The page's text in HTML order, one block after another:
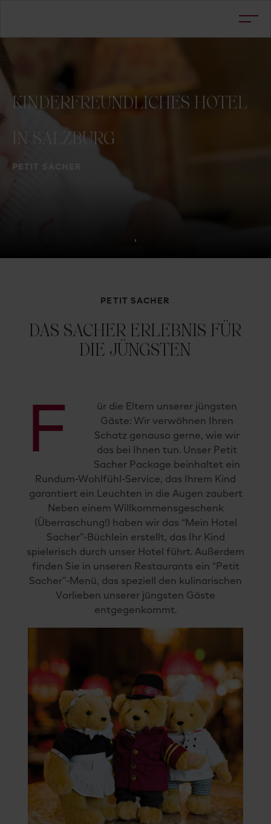
PETIT SACHER
KINDERFREUNDLICHES HOTEL
IN
SALZBURG
PETIT SACHER
DAS SACHER ERLEBNIS FÜR
DIE JÜNGSTEN
F
ür die Eltern unserer jüngsten
Gäste: Wir verwöhnen Ihren
Schatz genauso gerne, wie wir
das bei Ihnen tun. Unser Petit
Sacher Package beinhaltet ein
Rundum-Wohlfühl-Service, das Ihrem Kind
garantiert ein Leuchten in die Augen zaubert
Neben einem Willkommensgeschenk
(Überraschung!) haben wir das “Mein Hotel
Sacher”-Büchlein erstellt, das Ihr Kind
spielerisch durch unser Hotel führt. Außerdem
finden Sie in unseren Restaurants ein “Petit
Sacher”-Menü, das speziell den kulinarischen
Vorlieben unserer jüngsten Gäste
entgegenkommt.